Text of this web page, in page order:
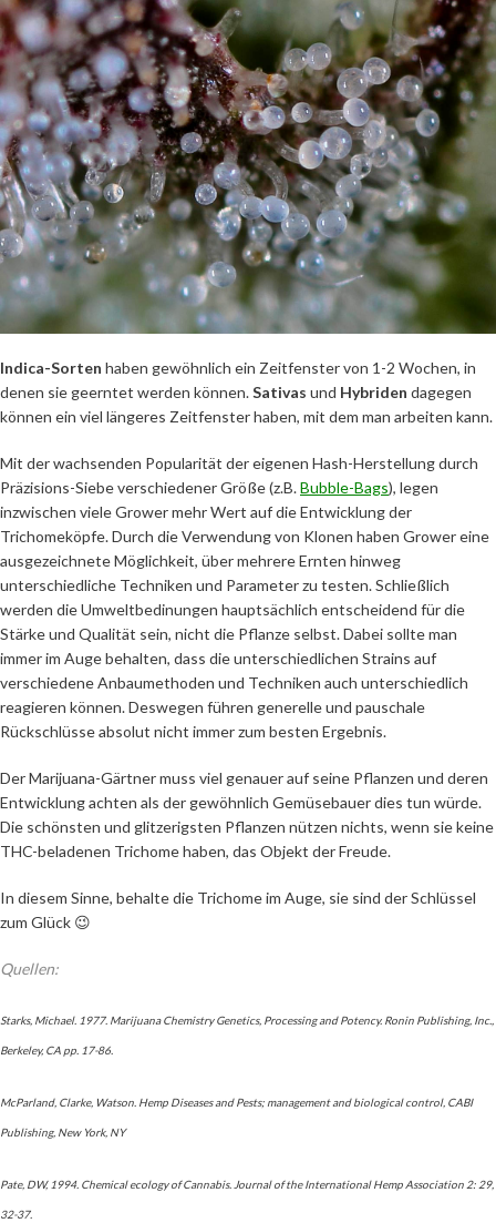
Indica-Sorten haben gewöhnlich ein Zeitfenster von 1-2 Wochen, in
denen sie geerntet werden können.Sativas und Hybriden dagegen
können ein viel längeres Zeitfenster haben, mit dem man arbeiten kann.
Mit der wachsenden Popularität der eigenen Hash-Herstellung durch
Präzisions-Siebe verschiedener Größe (z.B.Bubble-Bags), legen
inzwischen viele Grower mehr Wert auf die Entwicklung der
Trichomeköpfe. Durch die Verwendung von Klonen haben Grower eine
ausgezeichnete Möglichkeit, über mehrere Ernten hinweg
unterschiedliche Techniken und Parameter zu testen. Schließlich
werden die Umweltbedinungen hauptsächlich entscheidend für die
Stärke und Qualität sein, nicht die Pflanze selbst. Dabei sollte man
immer im Auge behalten, dass die unterschiedlichen Strains auf
verschiedene Anbaumethoden und Techniken auch unterschiedlich
reagieren können. Deswegen führen generelle und pauschale
Rückschlüsse absolut nicht immer zum besten Ergebnis.
Der Marijuana-Gärtner muss viel genauer auf seine Pflanzen und deren
Entwicklung achten als der gewöhnlich Gemüsebauer dies tun würde.
Die schönsten und glitzerigsten Pflanzen nützen nichts, wenn sie keine
THC-beladenen Trichome haben, das Objekt der Freude.
In diesem Sinne, behalte die Trichome im Auge, sie sind der Schlüssel
zum Glück 😉
Quellen:
Starks, Michael. 1977. Marijuana Chemistry Genetics, Processing and Potency. Ronin Publishing, Inc.,
Berkeley, CA pp. 17-86.
McParland, Clarke, Watson. Hemp Diseases and Pests; management and biological control, CABI
Publishing, New York, NY
Pate, DW, 1994. Chemical ecology of Cannabis. Journal of the International Hemp Association 2: 29,
32-37.